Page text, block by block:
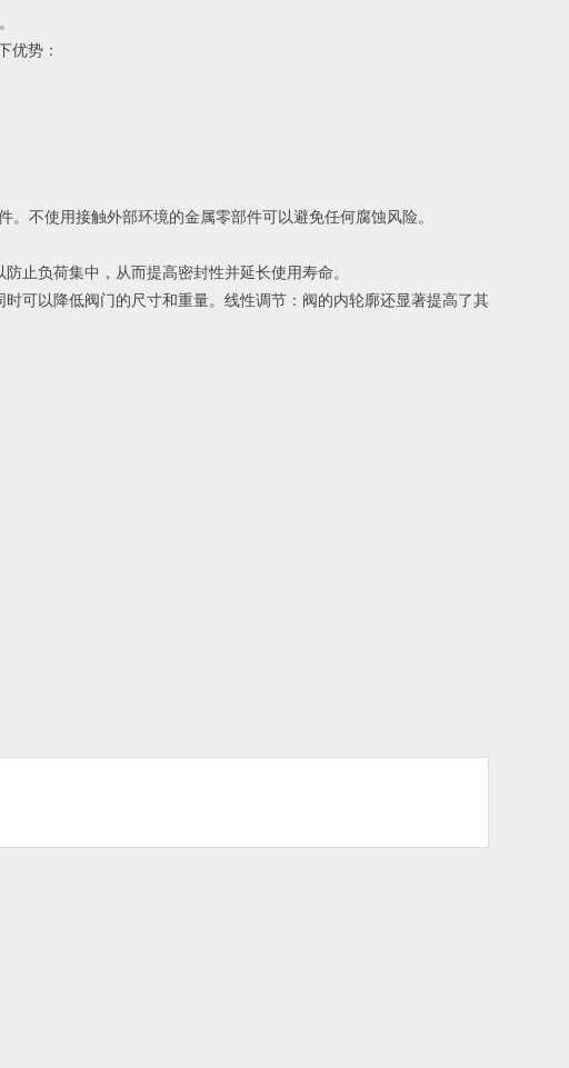
优势：
不使用接触外部环境的金属零部件可以避免任何腐蚀风险。
止负荷集中，从而提高密封性并延长使用寿命。
可以降低阀门的尺寸和重量。线性调节：阀的内轮廓还显著提高了其